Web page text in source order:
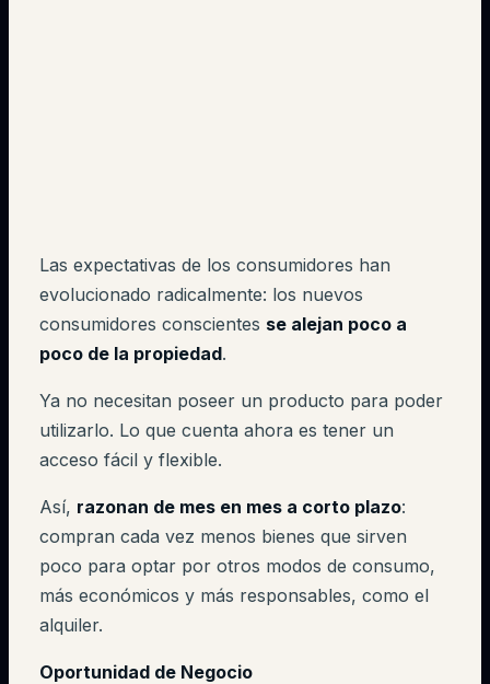
Las expectativas de los consumidores han
evolucionado radicalmente: los nuevos
consumidores conscientes se alejan poco a
poco de la propiedad.
Ya no necesitan poseer un producto para poder
utilizarlo. Lo que cuenta ahora es tener un
acceso fácil y flexible.
Así, razonan de mes en mes a corto plazo:
compran cada vez menos bienes que sirven
poco para optar por otros modos de consumo,
más económicos y más responsables, como el
alquiler.
Oportunidad de Negocio